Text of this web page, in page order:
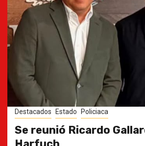
Destacados Estado Policiaca
Se reunió Ricardo